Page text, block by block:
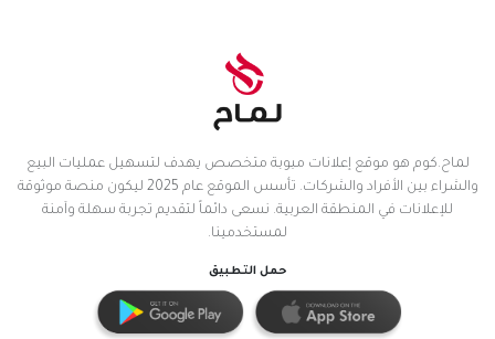
لماح.كوم هو موقع إعلانات مبوبة متخصص يهدف لتسهيل عمليات البيع
والشراء بين الأفراد والشركات. تأسس الموقع عام 2025 ليكون منصة موثوقة
للإعلانات في المنطقة العربية. نسعى دائماً لتقديم تجربة سهلة وآمنة
لمستخدمينا.
حمل التطبيق